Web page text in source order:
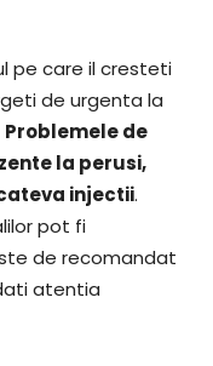
pe care il cresteti
de urgenta la
Problemele de
la perusi,
injectii.
pot fi
de recomandat
atentia